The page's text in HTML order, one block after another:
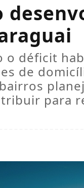
o déficit
de
para